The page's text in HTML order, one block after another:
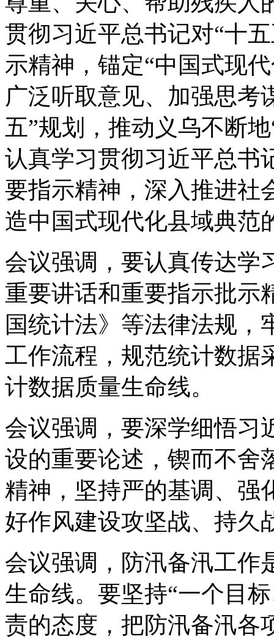
贯彻习近平总书记对“十
示精神，锚定“中国式现
广泛听取意见、加强思考
五”规划，推动义乌不断
认真学习贯彻习近平总书
要指示精神，深入推进社
造中国式现代化县域典范
会议强调，要认真传达学
重要讲话和重要指示批示
国统计法》等法律法规，
工作流程，规范统计数据
计数据质量生命线。
会议强调，要深学细悟习
设的重要论述，锲而不舍
精神，坚持严的基调、强
好作风建设攻坚战、持久
会议强调，防汛备汛工作
生命线。要坚持“一个目
责的态度，把防汛备汛各